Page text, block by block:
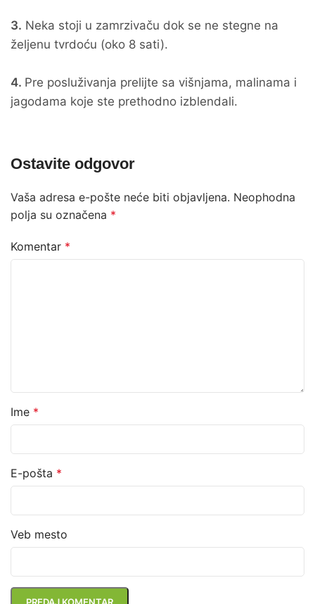
3. Neka stoji u zamrzivaču dok se ne stegne na
željenu tvrdoću (oko 8 sati).
4. Pre posluživanja prelijte sa višnjama, malinama i
jagodama koje ste prethodno izblendali.
Ostavite odgovor
Vaša adresa e-pošte neće biti objavljena. Neophodna
polja su označena *
Komentar *
Ime *
E-pošta *
Veb mesto